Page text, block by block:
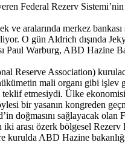
Federal Rezerv Sistemi’nin
aralarında merkez
O gün Aldrich dışında
Warburg, ABD Hazine
Reserve Association)
mali organı gibi
etmesiydi. Ülke
bir yasanın kongreden
doğmasını sağlayacak olan
arası özerk bölgesel
kurulda ABD Hazine